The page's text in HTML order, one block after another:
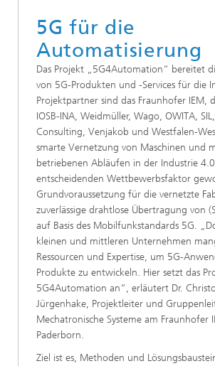
5G für die
Automatisierung
Das Projekt „5G4Automation“ bereitet
von 5G-Produkten und -Services für die
Projektpartner sind das Fraunhofer IEM,
IOSB-INA, Weidmüller, Wago, OWITA,
Consulting, Venjakob und Westfalen-
smarte Vernetzung von Maschinen und
betriebenen Abläufen in der Industrie
entscheidenden Wettbewerbsfaktor
Grundvoraussetzung für die vernetzte
zuverlässige drahtlose Übertragung von
auf Basis des Mobilfunkstandards 5G.
kleinen und mittleren Unternehmen
Ressourcen und Expertise, um 5G-
Produkte zu entwickeln. Hier setzt das
5G4Automation an“, erläutert Dr.
Jürgenhake, Projektleiter und
Mechatronische Systeme am Fraunhofer
Paderborn.
Ziel ist es, Methoden und